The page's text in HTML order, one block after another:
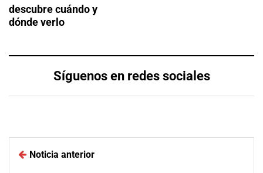
descubre cuándo y
dónde verlo
Síguenos en redes sociales
Noticia anterior